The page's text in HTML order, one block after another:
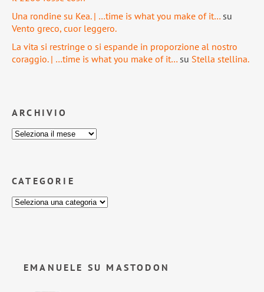
Una rondine su Kea. | …time is what you make of it… su
Vento greco, cuor leggero.
La vita si restringe o si espande in proporzione al nostro
coraggio. | …time is what you make of it… su Stella stellina.
ARCHIVIO
CATEGORIE
EMANUELE SU MASTODON